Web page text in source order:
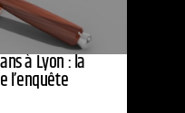
à Lyon : la
l’enquête